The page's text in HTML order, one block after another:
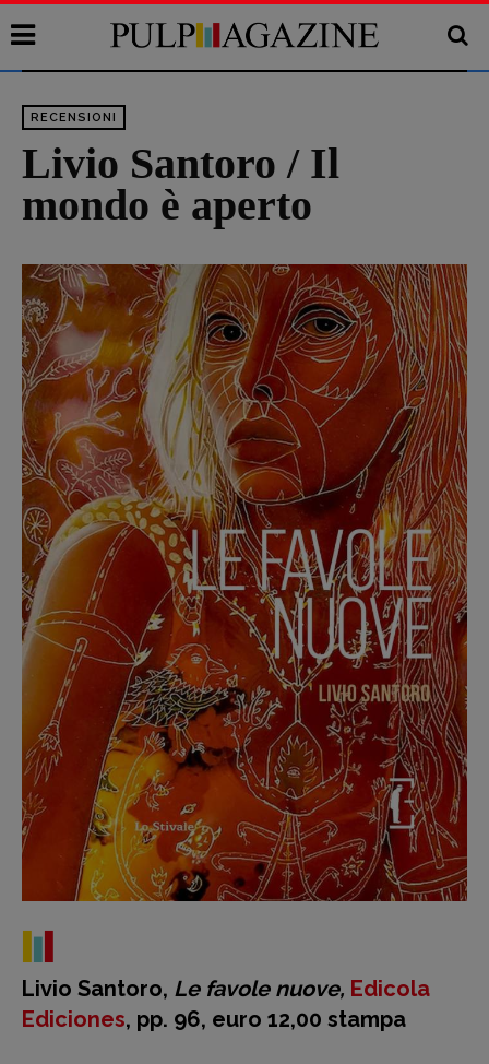
Recensioni
Primo Piano
Interviste
RECENSIONI
Livio Santoro / Il
mondo è aperto
Livio Santoro, Le favole nuove, Edicola
Ediciones, pp. 96, euro 12,00 stampa